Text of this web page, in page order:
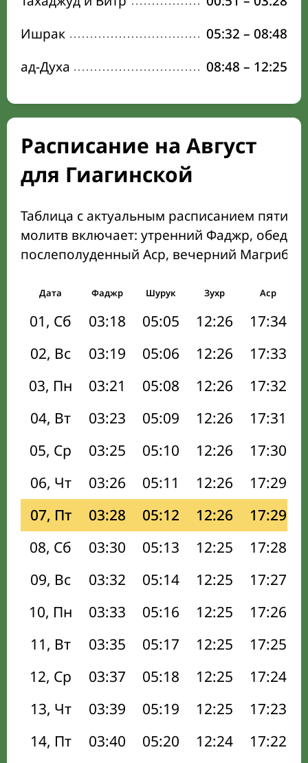
Ишрак
05:32 – 08:48
ад-Духа
08:48 – 12:25
Расписание на Август
для Гиагинской
Таблица с актуальным расписанием пяти
молитв включает: утренний Фаджр,
послеполуденный Аср, вечерний Магриб
Дата Фаджр Шурук Зухр Аср
01, Сб 03:18 05:05 12:26 17:34
02, Вс
03:19 05:06 12:26 17:33
03, Пн
03:21 05:08 12:26 17:32
04, Вт
03:23 05:09 12:26 17:31
05, Ср
03:25 05:10 12:26 17:30
06, Чт
03:26 05:11 12:26 17:29
07, Пт
03:28 05:12 12:26 17:29
08, Сб
03:30 05:13 12:25 17:28
09, Вс
03:32 05:14 12:25 17:27
10, Пн
03:33 05:16 12:25 17:26
11, Вт
03:35 05:17 12:25 17:25
12, Ср
03:37 05:18 12:25 17:24
13, Чт
03:39 05:19 12:25 17:23
14, Пт
03:40 05:20 12:24 17:22